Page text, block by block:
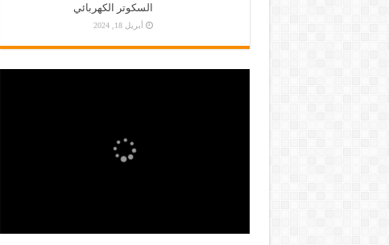
السكوتر الكهربائي
أبريل 18, 2024